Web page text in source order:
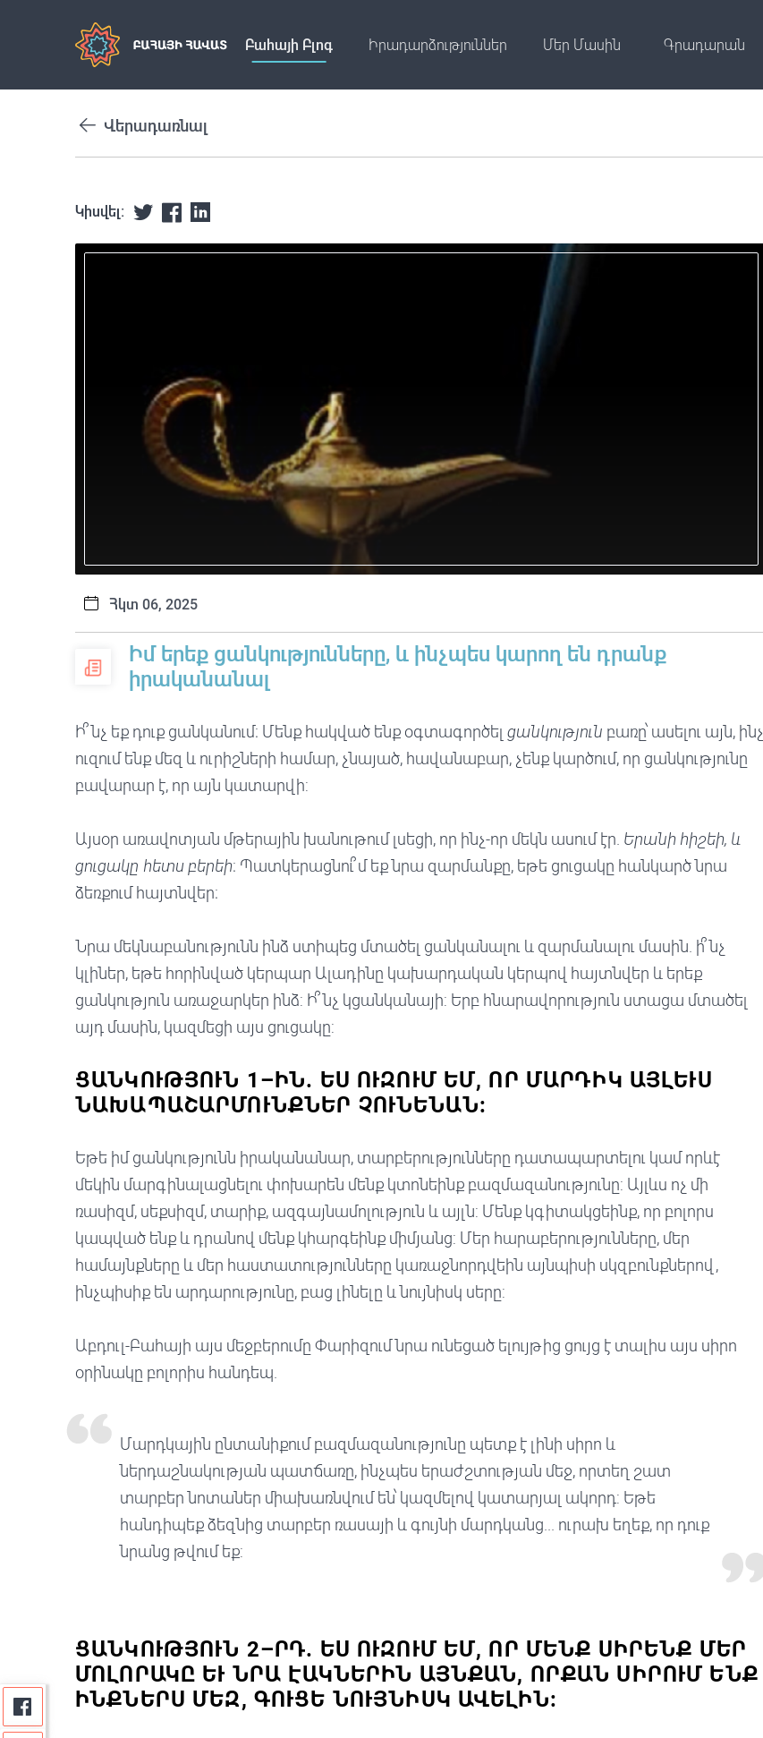
Բահայի Բլոգ Իրադարձություններ Մեր Մասին Գրադարան
Վերադառնալ
Կիսվել:
Հկտ 06, 2025
Իմ երեք ցանկությունները, և ինչպես կարող են դրանք
իրականանալ
Ի՞նչ եք դուք ցանկանում։ Մենք հակված ենք օգտագործել ցանկություն բառը՝ ասելու այն, ինչ
ուզում ենք մեզ և ուրիշների համար, չնայած, հավանաբար, չենք կարծում, որ ցանկությունը
բավարար է, որ այն կատարվի:
Այսօր առավոտյան մթերային խանութում լսեցի, որ ինչ-որ մեկն ասում էր. Երանի հիշեի, և
ցուցակը հետս բերեի։ Պատկերացնու՞մ եք նրա զարմանքը, եթե ցուցակը հանկարծ նրա
ձեռքում հայտնվեր։
Նրա մեկնաբանությունն ինձ ստիպեց մտածել ցանկանալու և զարմանալու մասին. ի՞նչ
կլիներ, եթե հորինված կերպար Ալադինը կախարդական կերպով հայտնվեր և երեք
ցանկություն առաջարկեր ինձ: Ի՞նչ կցանկանայի: Երբ հնարավորություն ստացա մտածել
այդ մասին, կազմեցի այս ցուցակը:
ՑԱՆԿՈՒԹՅՈՒՆ 1–ԻՆ. ԵՍ ՈՒԶՈՒՄ ԵՄ, ՈՐ ՄԱՐԴԻԿ ԱՅԼԵՒՍ Ն
ԱԽԱՊԱՇԱՐՄՈՒՆՔՆԵՐ ՉՈՒՆԵՆԱՆ:
Եթե իմ ցանկությունն իրականանար, տարբերությունները դատապարտելու կամ որևէ
մեկին մարգինալացնելու փոխարեն մենք կտոնեինք բազմազանությունը: Այլևս ոչ մի
ռասիզմ, սեքսիզմ, տարիք, ազգայնամոլություն և այլն: Մենք կգիտակցեինք, որ բոլորս
կապված ենք և դրանով մենք կհարգեինք միմյանց: Մեր հարաբերությունները, մեր
համայնքները և մեր հաստատությունները կառաջնորդվեին այնպիսի սկզբունքներով,
ինչպիսիք են արդարությունը, բաց լինելը և նույնիսկ սերը:
Աբդուլ-Բահայի այս մեջբերումը Փարիզում նրա ունեցած ելույթից ցույց է տալիս այս սիրո
օրինակը բոլորիս հանդեպ.
Մարդկային ընտանիքում բազմազանությունը պետք է լինի սիրո և
ներդաշնակության պատճառը, ինչպես երաժշտության մեջ, որտեղ շատ
տարբեր նոտաներ միախառնվում են՝ կազմելով կատարյալ ակորդ: Եթե
հանդիպեք ձեզնից տարբեր ռասայի և գույնի մարդկանց... ուրախ եղեք, որ դուք
նրանց թվում եք:
ՑԱՆԿՈՒԹՅՈՒՆ 2–ՐԴ. ԵՍ ՈՒԶՈՒՄ ԵՄ, ՈՐ ՄԵՆՔ ՍԻՐԵՆՔ ՄԵՐ
ՄՈԼՈՐԱԿԸ ԵՒ ՆՐԱ ԷԱԿՆԵՐԻՆ ԱՅՆՔԱՆ, ՈՐՔԱՆ ՍԻՐՈՒՄ ԵՆՔ Ի
ՆՔՆԵՐՍ ՄԵԶ, ԳՈՒՑԵ ՆՈՒՅՆԻՍԿ ԱՎԵԼԻՆ: